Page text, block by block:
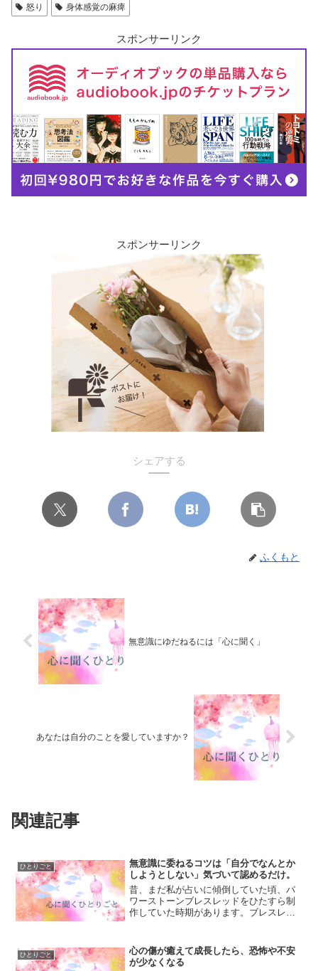
怒り 身体感覚の麻痺
スポンサーリンク
スポンサーリンク
シェアする
ふくもと
無意識にゆだねるには「心に聞く」
あなたは自分のことを愛していますか？
関連記事
ひとりごと
無意識に委ねるコツは「自分でなんとか
しようとしない」気づいて認めるだけ。
昔、まだ私が占いに傾倒していた頃、パ
ワーストーンブレスレッドをひたすら制
作していた時期があります。ブレスレッ
か決めて、そこにお気に入りの石を通し
ていってブレスレットを作...
ひとりごと
心の傷が癒えて成長したら、恐怖や不安
が少なくなる